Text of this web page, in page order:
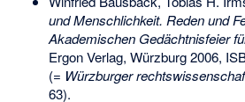
und Menschlichkeit. Reden und
Akademischen Gedächtnisfeier
Ergon Verlag, Würzburg 2006,
(= Würzburger
63).